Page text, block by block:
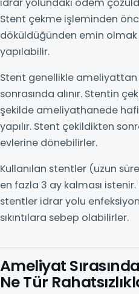
Stent çekme işleminden
döküldüğünden emin
yapılabilir.
Stent genellikle
sonrasında alınır. Stentin
şekilde ameliyathanede
yapılır. Stent çekildikten
evlerine dönebilirler.
Kullanılan stentler (uzun
en fazla 3 ay kalması
stentler idrar yolu
sıkıntılara sebep olabilirler.
Ameliyat
Ne Tür